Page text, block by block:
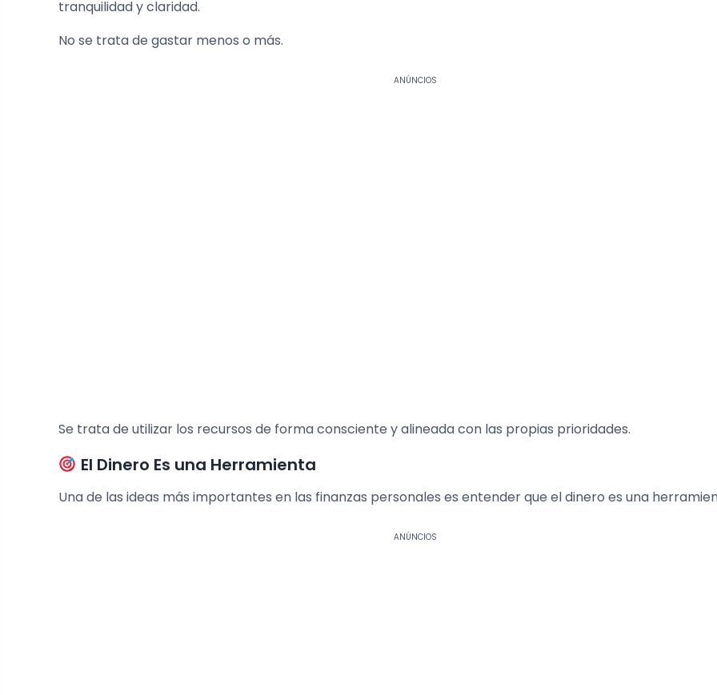
tranquilidad y claridad.
No se trata de gastar menos o más.
ANÚNCIOS
Se trata de utilizar los recursos de forma consciente y alineada con las propias prioridades.
El Dinero Es una Herramienta
Una de las ideas más importantes en las finanzas personales es entender que el dinero es una
ANÚNCIOS